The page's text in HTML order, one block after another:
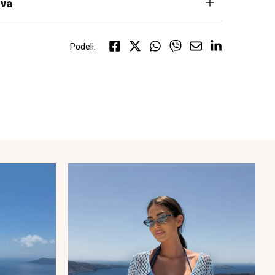
Podeli: